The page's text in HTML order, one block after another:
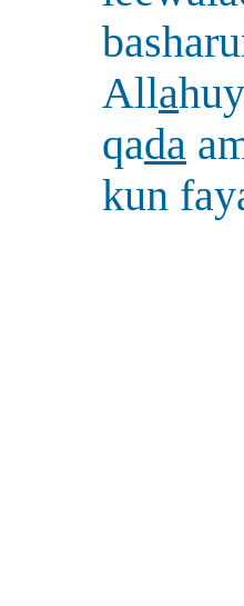
Alla
qada
kun